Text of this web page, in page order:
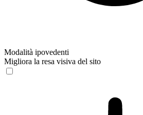
Modalità ipovedenti
Migliora la resa visiva del sito